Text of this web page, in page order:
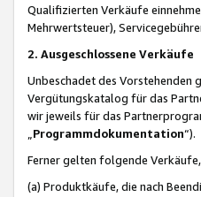
Qualifizierten Verkäufe
Mehrwertsteuer),
2. Ausgeschlossene Verkäufe
Unbeschadet des Vorstehenden
Vergütungskatalog für das
wir jeweils für das
Programmdokumentation“).
Ferner gelten folgende
(a) Produktkäufe, die nach